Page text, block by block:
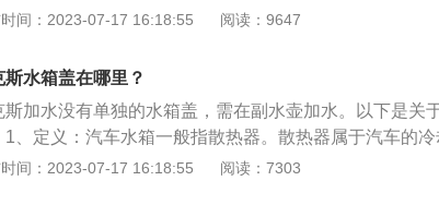
就可通过后背门应急开关开启后备箱门逃生。应急开关
然后用机械钥匙或一字螺丝刀等工具转动应急开关，开
间：2023-07-17 16:18:55 阅读：9647
斯水箱盖在哪里？
斯加水没有单独的水箱盖，需在副水壶加水。以下是关
1、定义：汽车水箱一般指散热器。散热器属于汽车的
统中的散热器由进水室、出水室、主片及散热器芯等三
间：2023-07-17 16:18:55 阅读：7303